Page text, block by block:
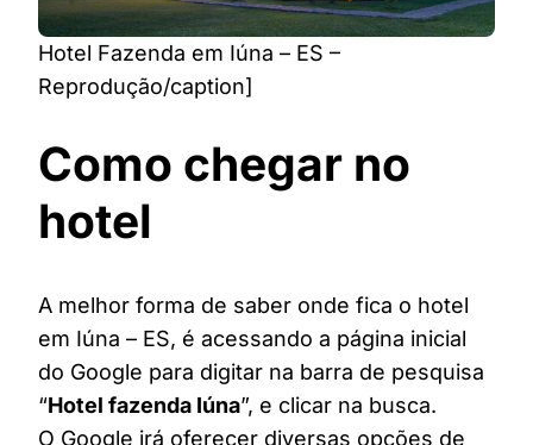
Hotel Fazenda em Iúna – ES –
Reprodução/caption]
Como chegar no
hotel
A melhor forma de saber onde fica o hotel
em Iúna – ES, é acessando a página inicial
do Google para digitar na barra de pesquisa
“Hotel fazenda Iúna”, e clicar na busca.
O Google irá oferecer diversas opções de